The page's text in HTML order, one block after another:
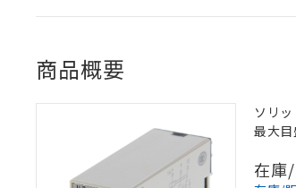
商品概要
ソリ
最大
在庫